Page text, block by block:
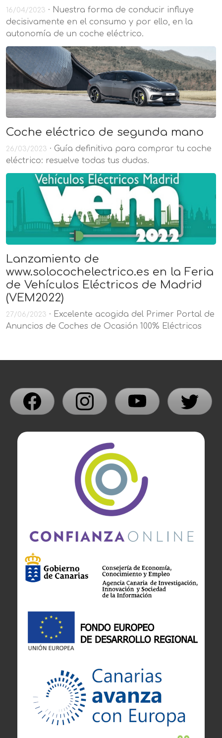
16/04/2023 · Nuestra forma de conducir influye
decisivamente en el consumo y por ello, en la
autonomía de un coche eléctrico.
Coche eléctrico de segunda mano
26/03/2023 · Guía definitiva para comprar tu coche
eléctrico: resuelve todas tus dudas.
Lanzamiento de
www.solocochelectrico.es en la Feria
de Vehículos Eléctricos de Madrid
(VEM2022)
27/06/2023 · Excelente acogida del Primer Portal de
Anuncios de Coches de Ocasión 100% Eléctricos